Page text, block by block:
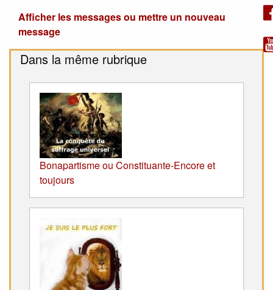
Afficher les messages ou mettre un nouveau
message
Dans la même rubrique
Bonapartisme ou Constituante-Encore et
toujours